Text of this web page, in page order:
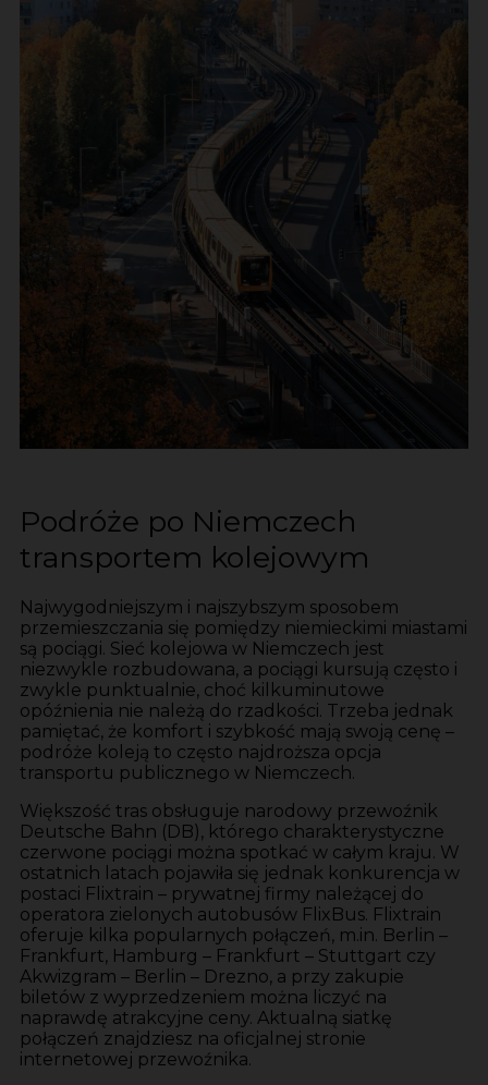
Podróże po Niemczech
transportem kolejowym
Najwygodniejszym i najszybszym sposobem
przemieszczania się pomiędzy niemieckimi miastami
są pociągi. Sieć kolejowa w Niemczech jest
niezwykle rozbudowana, a pociągi kursują często i
zwykle punktualnie, choć kilkuminutowe
opóźnienia nie należą do rzadkości. Trzeba jednak
pamiętać, że komfort i szybkość mają swoją cenę –
podróże koleją to często najdroższa opcja
transportu publicznego w Niemczech.
Większość tras obsługuje narodowy przewoźnik
Deutsche Bahn (DB), którego charakterystyczne
czerwone pociągi można spotkać w całym kraju. W
ostatnich latach pojawiła się jednak konkurencja w
postaci Flixtrain – prywatnej firmy należącej do
operatora zielonych autobusów FlixBus. Flixtrain
oferuje kilka popularnych połączeń, m.in. Berlin –
Frankfurt, Hamburg – Frankfurt – Stuttgart czy
Akwizgram – Berlin – Drezno, a przy zakupie
biletów z wyprzedzeniem można liczyć na
naprawdę atrakcyjne ceny. Aktualną siatkę
połączeń znajdziesz na oficjalnej stronie
internetowej przewoźnika.